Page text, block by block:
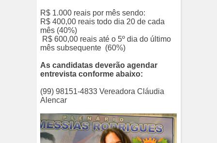
R$ 1.000 reais por mês sendo:
R$ 400,00 reais todo dia 20 de cada
mês (40%)
R$ 600,00 reais até o 5º dia do último
mês subsequente (60%)
As candidatas deverão agendar
entrevista conforme abaixo:
(99) 98151-4833 Vereadora Cláudia
Alencar